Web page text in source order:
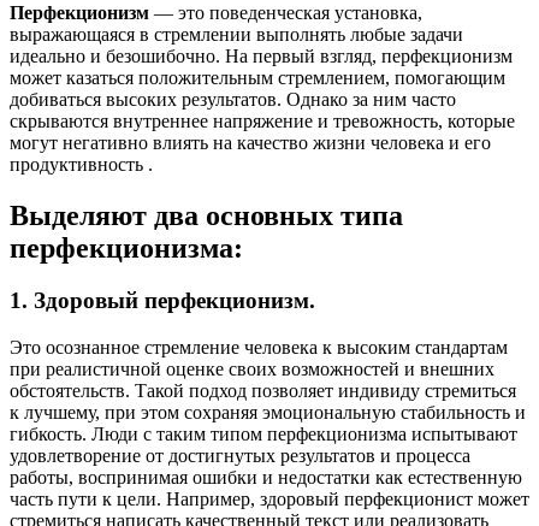
Перфекционизм — это поведенческая установка,
выражающаяся в стремлении выполнять любые задачи
идеально и безошибочно. На первый взгляд, перфекционизм
может казаться положительным стремлением, помогающим
добиваться высоких результатов. Однако за ним часто
скрываются внутреннее напряжение и тревожность, которые
могут негативно влиять на качество жизни человека и его
продуктивность .
Выделяют два основных типа
перфекционизма:
1. Здоровый перфекционизм.
Это осознанное стремление человека к высоким стандартам
при реалистичной оценке своих возможностей и внешних
обстоятельств. Такой подход позволяет индивиду стремиться
к лучшему, при этом сохраняя эмоциональную стабильность и
гибкость. Люди с таким типом перфекционизма испытывают
удовлетворение от достигнутых результатов и процесса
работы, воспринимая ошибки и недостатки как естественную
часть пути к цели. Например, здоровый перфекционист может
стремиться написать качественный текст или реализовать